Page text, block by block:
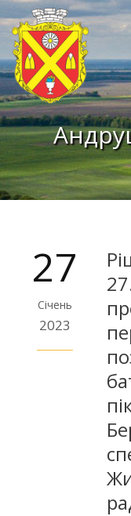
27
Січень
2023